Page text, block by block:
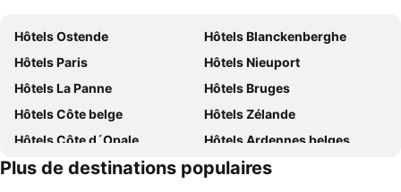
Hôtels Ostende
Hôtels Blanckenberghe
Hôtels Paris
Hôtels Nieuport
Hôtels La Panne
Hôtels Bruges
Hôtels Côte belge
Hôtels Zélande
Hôtels Côte d´Opale
Hôtels Ardennes belges
Hôtels Belgique
Hôtels Luxembourg
Plus de destinations populaires